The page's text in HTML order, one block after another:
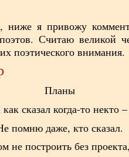
ниже я привожу
Считаю великой
поэтического внимания.
Планы
сказал когда-то некто –
помню даже, кто сказал.
не построить без проекта,